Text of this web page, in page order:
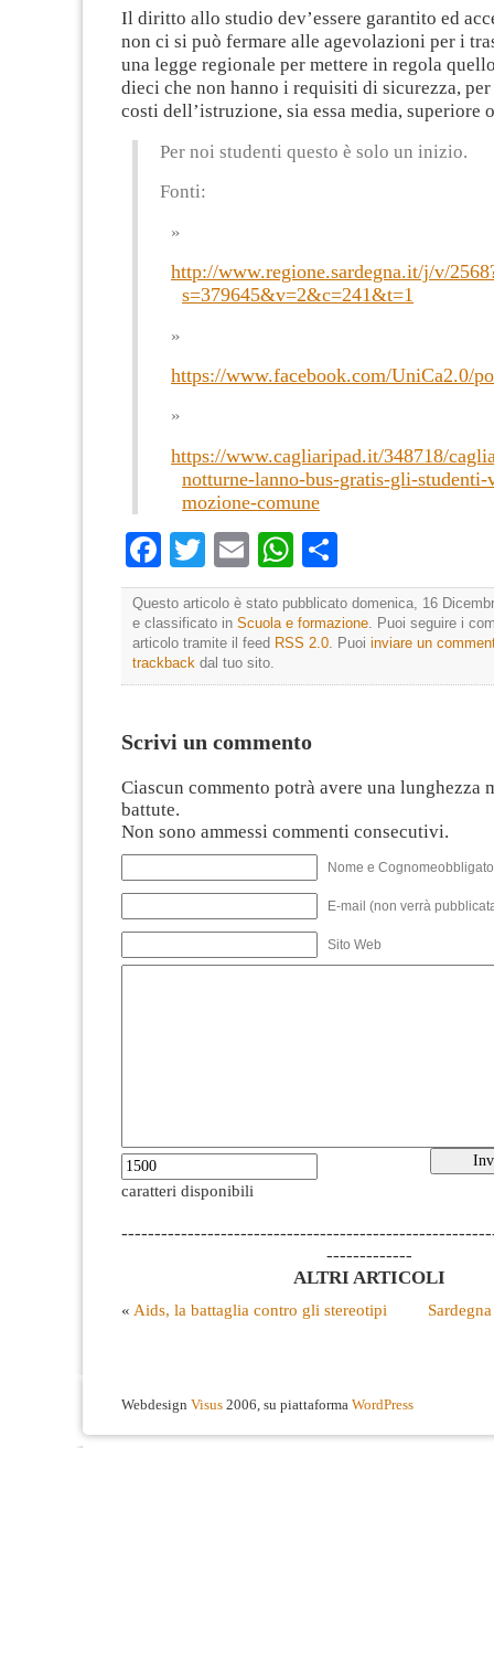
Il diritto allo studio dev’essere garantito ed
non ci si può fermare alle agevolazioni per i
una legge regionale per mettere in regola
dieci che non hanno i requisiti di sicurezza,
costi dell’istruzione, sia essa media, superiore
Per noi studenti questo è solo un inizio.
Fonti:
http://www.regione.sardegna.it/j/v/
s=379645&v=2&c=241&t=1
https://www.facebook.com/UniCa2.0/
https://www.cagliaripad.it/348718/
notturne-lanno-bus-gratis-gli-studenti-
mozione-comune
Facebook
TwitterEmailWhatsApp
Questo articolo è stato pubblicato domenica, 16
e classificato in Scuola e formazione . Puoi seguire i
articolo tramite il feed RSS 2.0 . Puoi inviare un
trackback dal tuo sito.
Scrivi un commento
Ciascun commento potrà avere una lunghezza
battute.
Non sono ammessi commenti consecutivi.
Nome e
E-mail (non verrà
Sito Web
caratteri disponibili
-------------
ALTRI ARTICOLI
« Aids, la battaglia contro gli stereotipi
Webdesign Visus 2006, su piattaforma WordPress